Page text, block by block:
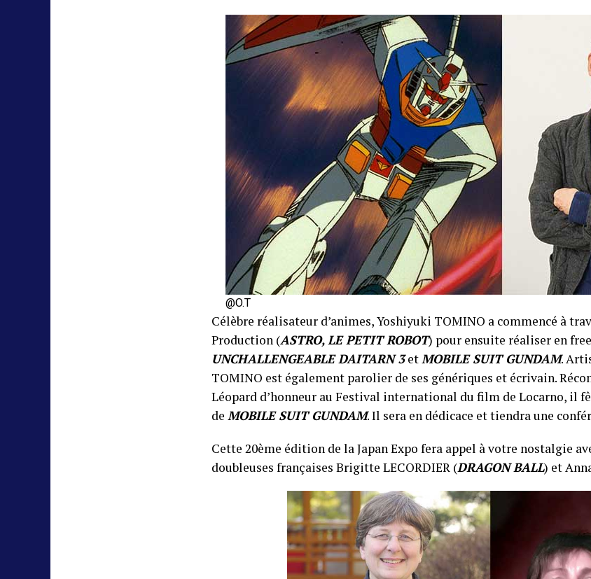
@O.T
Célèbre réalisateur d’animes, Yoshiyuki TOMINO a commencé à
Production (ASTRO, LE PETIT ROBOT) pour ensuite réaliser en
UNCHALLENGEABLE DAITARN 3etMOBILE SUIT GUNDAM.
TOMINO est également parolier de ses génériques et écrivain.
Léopard d’honneur au Festival international du film de Locarno, il
de MOBILE SUIT GUNDAM. Il sera en dédicace et tiendra une
Cette 20ème édition de la Japan Expo fera appel à votre nostalgie
doubleuses françaises Brigitte LECORDIER (DRAGON BALL) et